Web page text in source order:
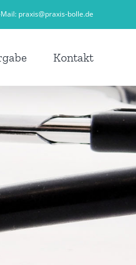
praxis@praxis-bolle.de
Kontakt